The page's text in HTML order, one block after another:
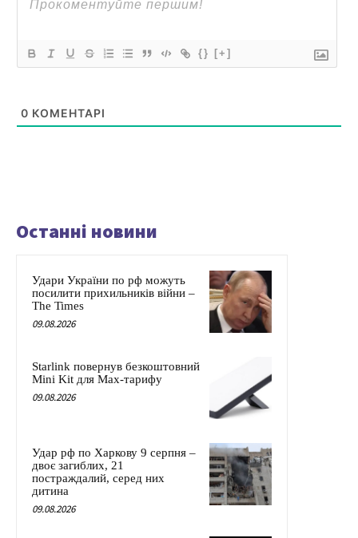
{} [+]
0 КОМЕНТАРІ
Останні новини
Удари України по рф можуть
посилити прихильників війни –
The Times
09.08.2026
Starlink повернув безкоштовний
Mini Kit для Max-тарифу
09.08.2026
Удар рф по Харкову 9 серпня –
двоє загиблих, 21
постраждалий, серед них
дитина
09.08.2026